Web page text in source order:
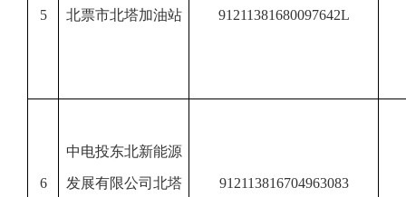
5 北票市北塔加油站 91211381680097642L
6
中电投东北新能源
发展有限公司北塔 912113816704963083